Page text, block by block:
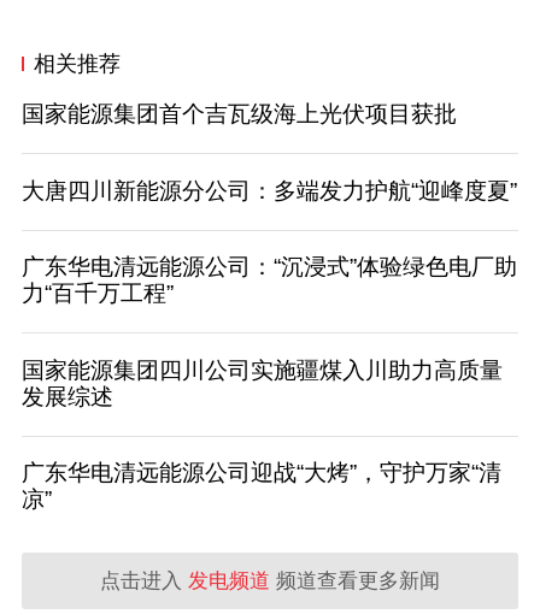
相关推荐
国家能源集团首个吉瓦级海上光伏项目获批
大唐四川新能源分公司：多端发力护航“迎峰度夏”
广东华电清远能源公司：“沉浸式”体验绿色电厂助
力“百千万工程”
国家能源集团四川公司实施疆煤入川助力高质量
发展综述
广东华电清远能源公司迎战“大烤”，守护万家“清
凉”
点击进入 发电频道 频道查看更多新闻